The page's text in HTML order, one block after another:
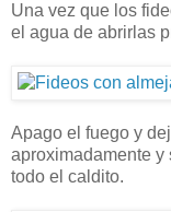
Una vez que los
el agua de abrirlas
Apago el fuego y
aproximadamente y
todo el caldito.